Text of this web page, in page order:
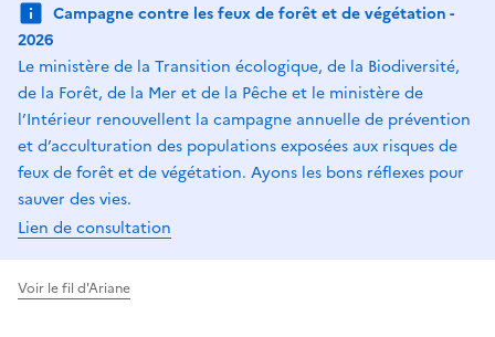
Campagne contre les feux de forêt et de végétation -
2026
Le ministère de la Transition écologique, de la Biodiversité,
de la Forêt, de la Mer et de la Pêche et le ministère de
l’Intérieur renouvellent la campagne annuelle de prévention
et d’acculturation des populations exposées aux risques de
feux de forêt et de végétation. Ayons les bons réflexes pour
sauver des vies.
Lien de consultation
Voir le fil d'Ariane